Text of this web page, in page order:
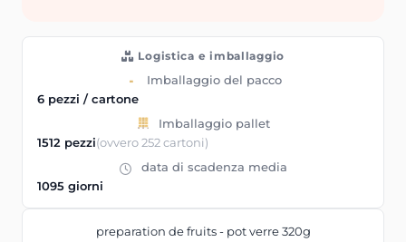
Logistica e imballaggio
Imballaggio del pacco
6 pezzi / cartone
Imballaggio pallet
1512 pezzi(ovvero 252 cartoni)
data di scadenza media
1095 giorni
preparation de fruits - pot verre 320g